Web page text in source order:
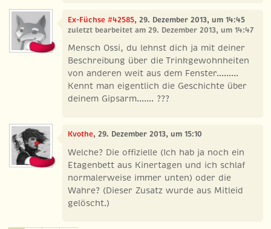
Ex-Füchse #42585, 29. Dezember 2013, um 14:45
zuletzt bearbeitet am 29. Dezember 2013, um 14:47
Mensch Ossi, du lehnst dich ja mit deiner
Beschreibung über die Trinkgewohnheiten
von anderen weit aus dem Fenster.........
Kennt man eigentlich die Geschichte über
deinem Gipsarm....... ???
Kvothe, 29. Dezember 2013, um 15:10
Welche? Die offizielle (Ich hab ja noch ein
Etagenbett aus Kinertagen und ich schlaf
normalerweise immer unten) oder die
Wahre? (Dieser Zusatz wurde aus Mitleid
gelöscht.)